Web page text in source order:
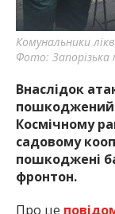
Комунальники
Фото: Запорізька
Внаслідок
пошкоджений
Космічному
садовому
пошкоджені
фронтон.
Про це